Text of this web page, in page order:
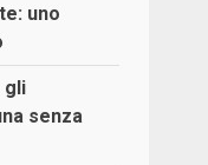
uno
gli
senza